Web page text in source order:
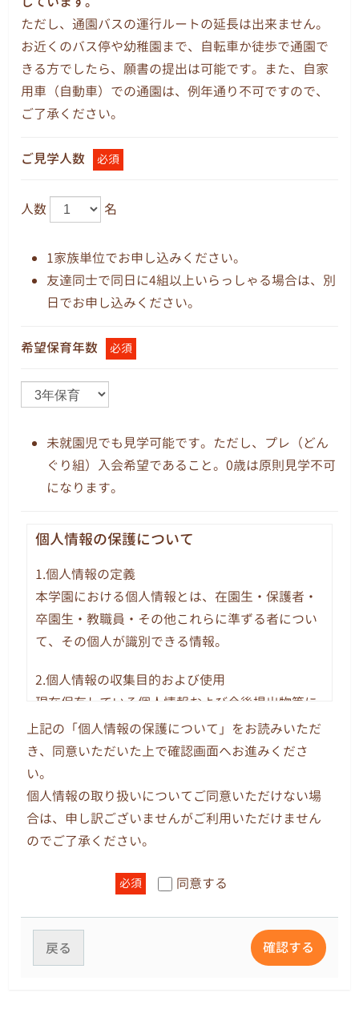
ただし、通園バスの運行ルートの延長は出来ません。
お近くのバス停や幼稚園まで、自転車か徒歩で通園で
きる方でしたら、願書の提出は可能です。また、自家
用車（自動車）での通園は、例年通り不可ですので、
ご了承ください。
ご見学人数 必須
人数 名
1家族単位でお申し込みください。
友達同士で同日に4組以上いらっしゃる場合は、別
日でお申し込みください。
希望保育年数 必須
未就園児でも見学可能です。ただし、プレ（どん
ぐり組）入会希望であること。0歳は原則見学不可
になります。
個人情報の保護について
1.個人情報の定義
本学園における個人情報とは、在園生・保護者・
卒園生・教職員・その他これらに準ずる者につい
て、その個人が識別できる情報。
2.個人情報の収集目的および使用
現在保有している個人情報および今後提出物等に
より収集する個人情報の使用目的は、園務及び園
児の指導に関する業務についてのみ使用します。
また、教職員の個人情報については、人事、給
与、労務、厚生、採用、保健、保険、財務、庶務
および組織運営に関する業務についてのみ使用し
ます。
3.個人情報の提供
法令その他関係法令等に基づく場合や、本人の事
前の同意がある場合は、他へ提供することがあり
ます。
上記の「個人情報の保護について」をお読みいただ
き、同意いただいた上で確認画面へお進みくださ
い。
個人情報の取り扱いについてご同意いただけない場
合は、申し訳ございませんがご利用いただけません
のでご了承ください。
必須 同意する
戻る 確認する